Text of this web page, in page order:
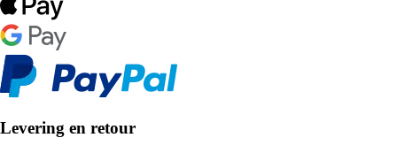
Levering en retour